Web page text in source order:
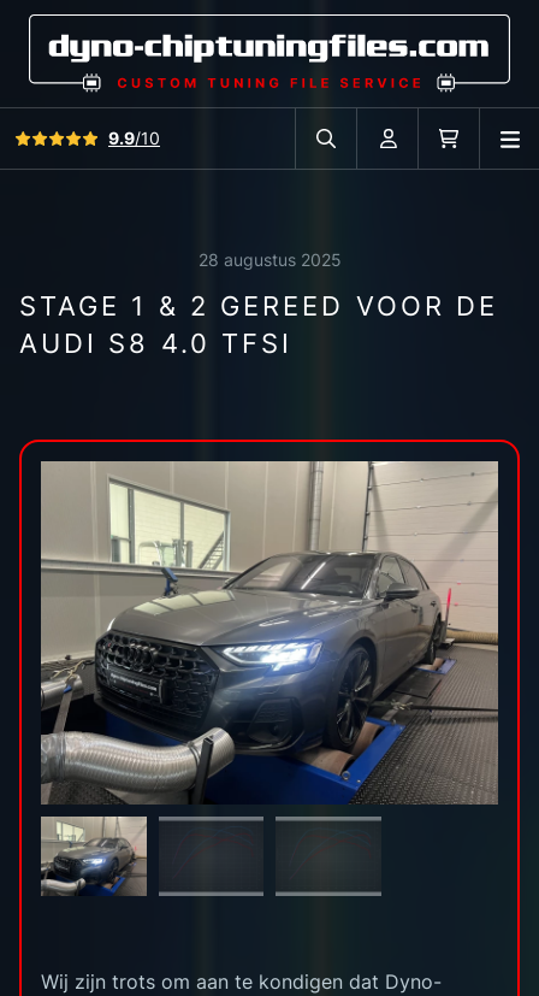
Bekijk alle reviews
9.9/10
Zoek in autodatabase
Account
28 augustus 2025
STAGE 1 & 2 GEREED VOOR DE
AUDI S8 4.0 TFSI
Wij zijn trots om aan te kondigen dat Dyno-